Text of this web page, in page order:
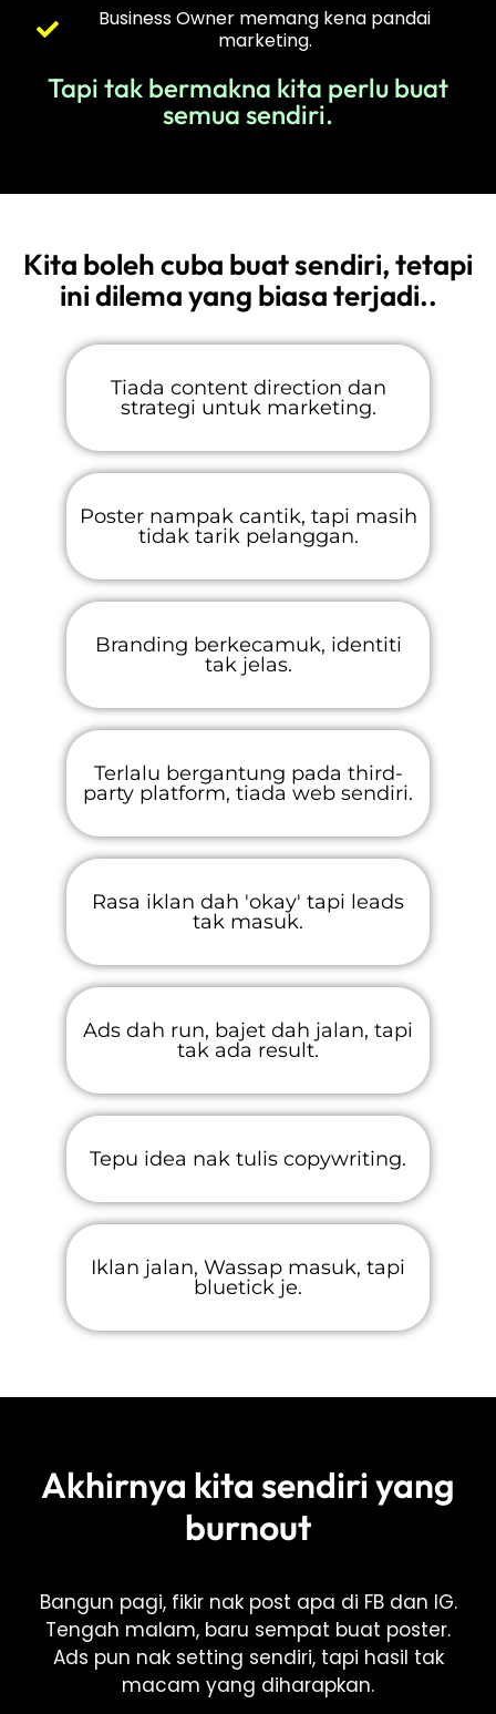
Business Owner memang kena pandai
marketing.
Tapi tak bermakna kita perlu buat
semua sendiri.
Kita boleh cuba buat sendiri, tetapi
ini dilema yang biasa terjadi..
Tiada content direction dan
strategi untuk marketing.
Poster nampak cantik, tapi masih
tidak tarik pelanggan.
Branding berkecamuk, identiti
tak jelas.
Terlalu bergantung pada third-
party platform, tiada web sendiri.
Rasa iklan dah 'okay' tapi leads
tak masuk.
Ads dah run, bajet dah jalan, tapi
tak ada result.
Tepu idea nak tulis copywriting.
Iklan jalan, Wassap masuk, tapi
bluetick je.
Akhirnya kita sendiri yang
burnout
Bangun pagi, fikir nak post apa di FB dan IG.
Tengah malam, baru sempat buat poster.
Ads pun nak setting sendiri, tapi hasil tak
macam yang diharapkan.